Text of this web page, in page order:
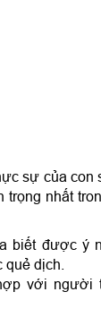
sự của con
nhất
biết được ý
dịch.
với người